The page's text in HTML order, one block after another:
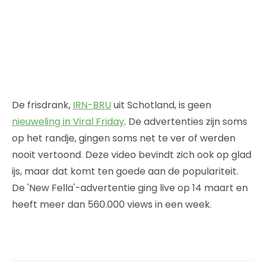
De frisdrank, IRN-BRU uit Schotland, is geen
nieuweling in Viral Friday. De advertenties zijn soms
op het randje, gingen soms net te ver of werden
nooit vertoond. Deze video bevindt zich ook op glad
ijs, maar dat komt ten goede aan de populariteit.
De 'New Fella'-advertentie ging live op 14 maart en
heeft meer dan 560.000 views in een week.